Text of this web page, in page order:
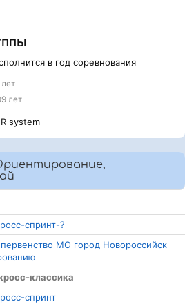
в год соревнования
лет
system
спринт-?
МО город Новороссийск
классика
спринт